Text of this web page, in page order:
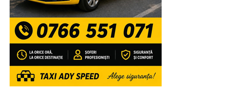
După aceea, Chiriarhul nostru va acorda „Diploma de
Excelență Sfântul Ierarh Nifon” și premii elevilor care
au obținut primele locuri la etapa națională a
Olimpiadelor și Concursurilor școlare 2025-2026,
precum și profesorilor lor îndrumători, celor 4 elevi
care au obținut media generală 10 la Examenul de
Bacalaureat, precum și unor tineri campioni la diferite